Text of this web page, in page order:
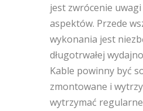
jest zwrócenie
aspektów. Przede
wykonania jest
długotrwałej
Kable powinny być
zmontowane i
wytrzymać